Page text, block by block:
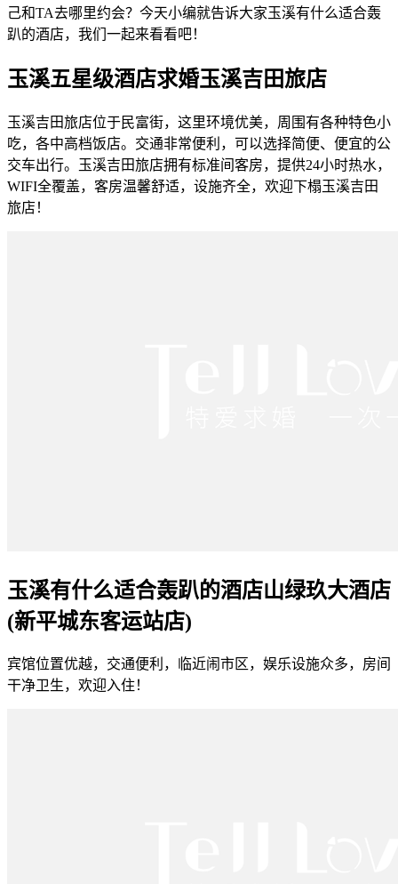
己和TA去哪里约会？今天小编就告诉大家玉溪有什么适合轰
趴的酒店，我们一起来看看吧！
玉溪五星级酒店求婚玉溪吉田旅店
玉溪吉田旅店位于民富街，这里环境优美，周围有各种特色小
吃，各中高档饭店。交通非常便利，可以选择简便、便宜的公
交车出行。玉溪吉田旅店拥有标准间客房，提供24小时热水，
WIFI全覆盖，客房温馨舒适，设施齐全，欢迎下榻玉溪吉田
旅店！
玉溪有什么适合轰趴的酒店山绿玖大酒店
(新平城东客运站店)
宾馆位置优越，交通便利，临近闹市区，娱乐设施众多，房间
干净卫生，欢迎入住！